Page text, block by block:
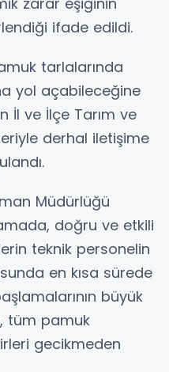
ifade edildi.
tarlalarında
yol açabileceğine
İl ve İlçe Tarım ve
derhal iletişime
Müdürlüğü
doğru ve etkili
teknik personelin
en kısa sürede
büyük
tüm pamuk
gecikmeden